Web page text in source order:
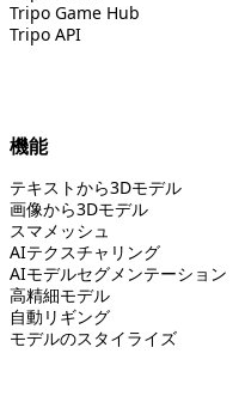
Tripo Game Hub
Tripo API
機能
テキストから3Dモデル
画像から3Dモデル
スマメッシュ
AIテクスチャリング
AIモデルセグメンテーション
高精細モデル
自動リギング
モデルのスタイライズ